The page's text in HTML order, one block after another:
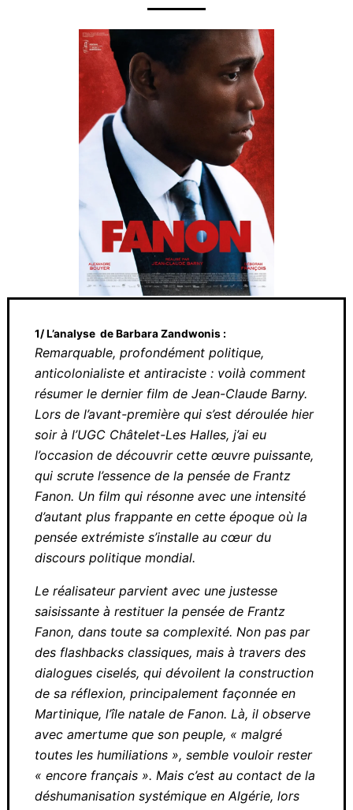
1/ L’analyse de Barbara Zandwonis :
Remarquable, profondément politique,
anticolonialiste et antiraciste : voilà comment
résumer le dernier film de Jean-Claude
Barny. Lors de l’avant-première qui s’est
déroulée hier soir à l’UGC Châtelet-Les
Halles, j’ai eu l’occasion de découvrir cette
œuvre puissante, qui scrute l’essence de la
pensée de Frantz Fanon. Un film qui résonne
avec une intensité d’autant plus frappante en
cette époque où la pensée extrémiste
s’installe au cœur du discours politique
Le réalisateur parvient avec une justesse
saisissante à restituer la pensée de Frantz
Fanon, dans toute sa complexité. Non pas
par des flashbacks classiques, mais à travers
des dialogues ciselés, qui dévoilent la
construction de sa réflexion, principalement
façonnée en Martinique, l’île natale de Fanon.
Là, il observe avec amertume que son
peuple, « malgré toutes les humiliations »,
semble vouloir rester « encore français ».